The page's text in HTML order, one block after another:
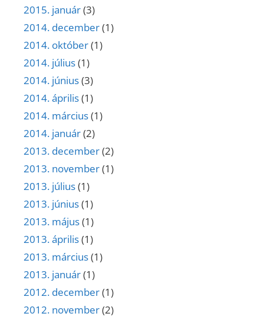
2015. január(3)
2014. december(1)
2014. október(1)
2014. július(1)
2014. június(3)
2014. április(1)
2014. március(1)
2014. január(2)
2013. december(2)
2013. november(1)
2013. július(1)
2013. június(1)
2013. május(1)
2013. április(1)
2013. március(1)
2013. január(1)
2012. december(1)
2012. november(2)